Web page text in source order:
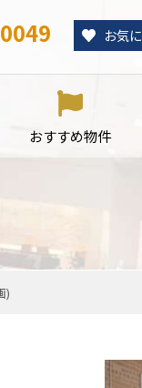
お気
おすすめ物件
)